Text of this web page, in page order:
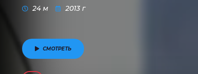
24 м 2013 г
СМОТРЕТЬ